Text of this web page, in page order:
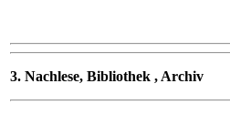
3. Nachlese, Bibliothek , Archiv